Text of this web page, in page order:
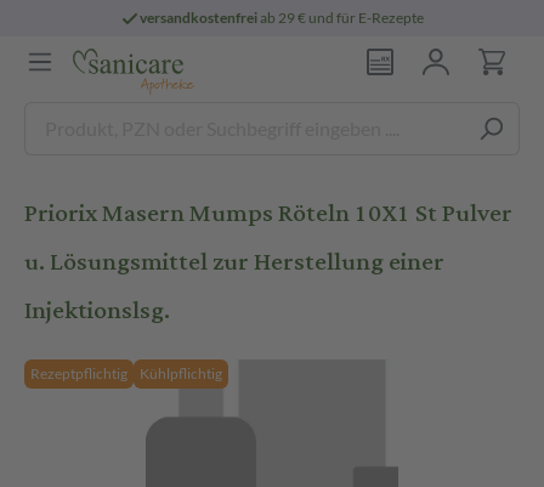
versandkostenfreiab 29 € und für E-Rezepte
Priorix Masern Mumps Röteln 10X1 St Pulver
u. Lösungsmittel zur Herstellung einer
Injektionslsg.
Rezeptpflichtig Kühlpflichtig